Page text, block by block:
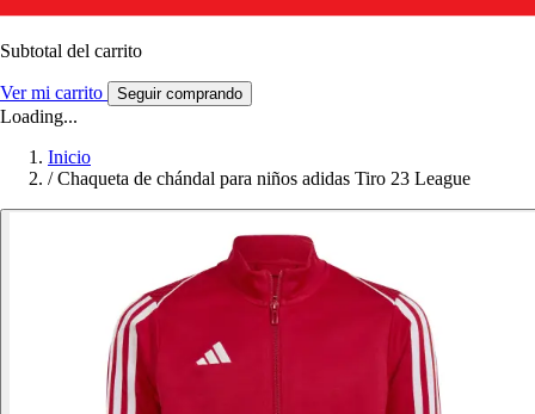
Subtotal del carrito
Ver mi carrito Seguir comprando
Loading...
Inicio
/ Chaqueta de chándal para niños adidas Tiro 23 League